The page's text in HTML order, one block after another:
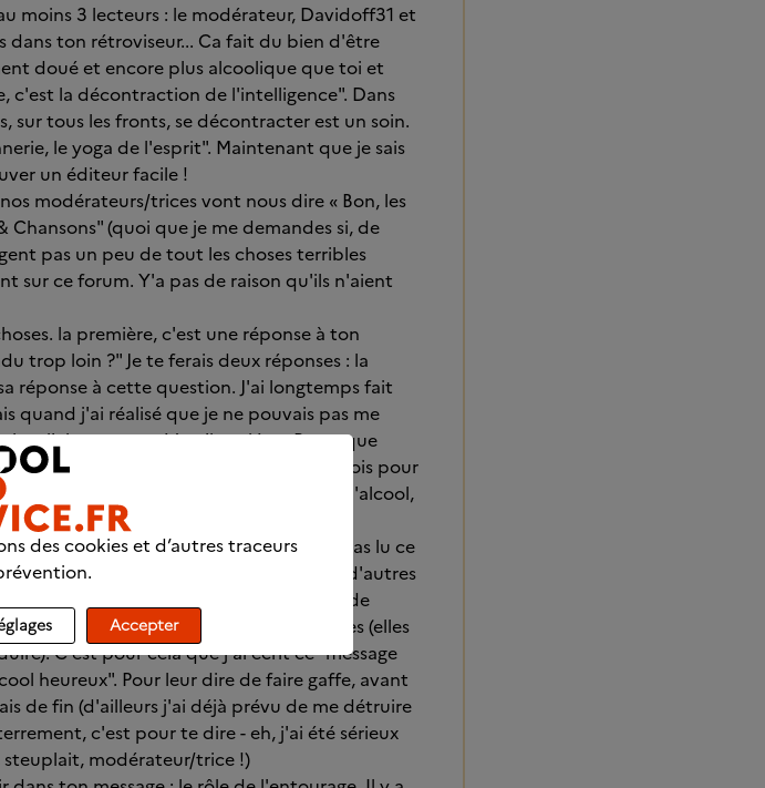
moins 3 lecteurs : le modérateur, Davidoff31 et
dans ton rétroviseur... Ca fait du bien d'être
doué et encore plus alcoolique que toi et
c'est la décontraction de l'intelligence". Dans
sur tous les fronts, se décontracter est un soin.
le yoga de l'esprit". Maintenant que je sais
un éditeur facile !
modérateurs/trices vont nous dire « Bon, les
Chansons" (quoi que je me demandes si, de
pas un peu de tout les choses terribles
sur ce forum. Y'a pas de raison qu'ils n'aient
la première, c'est une réponse à ton
trop loin ?" Je te ferais deux réponses : la
réponse à cette question. J'ai longtemps fait
quand j'ai réalisé que je ne pouvais pas me
j'ai commencé à m'inquiéter. Parce que
je me bastonne depuis 56 balais et 9 mois pour
ce que je veux quand je veux. Et l'alcool,
Ca c'est le point un.
ni dans un sens ni dans l'autre. Si tu as lu ce
que j'ai eu des périodes de victoire, et d'autres
ma vie sera comme ça. Des périodes de
se rallonger) et des périodes de reprises (elles
C'est pour cela que j'ai écrit ce "message
heureux". Pour leur dire de faire gaffe, avant
de fin (d'ailleurs j'ai déjà prévu de me détruire
c'est pour te dire - eh, j'ai été sérieux
modérateur/trice !)
des cookies et d’autres traceurs
Accepter